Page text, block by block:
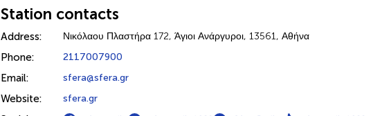
Station contacts
Address: Νικόλαου Πλαστήρα 172, Άγιοι Ανάργυροι, 13561, Αθήνα
Phone: 2117007900
Email: sfera@sfera.gr
Website: sfera.gr